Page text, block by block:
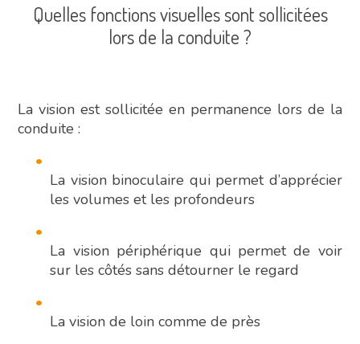
Quelles fonctions visuelles sont sollicitées
lors de la conduite ?
La vision est sollicitée en permanence lors de la
conduite :
La vision binoculaire qui permet d’apprécier
les volumes et les profondeurs
La vision périphérique qui permet de voir
sur les côtés sans détourner le regard
La vision de loin comme de près